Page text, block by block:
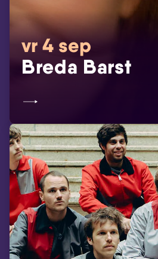
vr 4 sep
Breda Barst